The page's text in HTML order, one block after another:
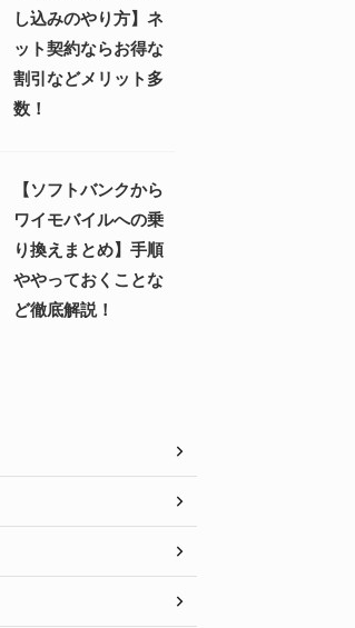
し込みのやり方】ネ
ット契約ならお得な
割引などメリット多
数！
【ソフトバンクから
ワイモバイルへの乗
り換えまとめ】手順
ややっておくことな
ど徹底解説！